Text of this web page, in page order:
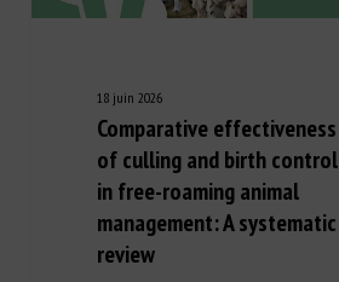
18 juin 2026
Comparative effectiveness
of culling and birth control
in free-roaming animal
management: A systematic
review